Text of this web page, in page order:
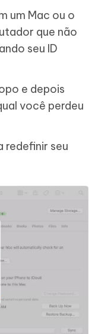
um Mac ou o
que não
seu ID
e depois
você perdeu
redefinir seu